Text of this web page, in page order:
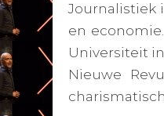
Journalistiek
en
Universiteit
Nieuwe